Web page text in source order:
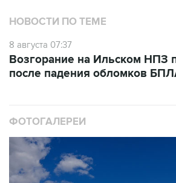
8 августа 07:37
после падения обломков БПЛА